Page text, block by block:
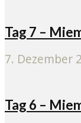
Tag 7 –
7. Dezember
Tag 6 –